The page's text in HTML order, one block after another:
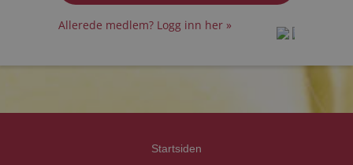
Allerede medlem? Logg inn her »
Startsiden